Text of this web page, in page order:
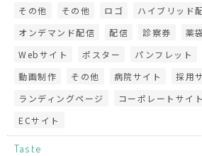
その他
その他 ロゴ
ハイブリッド
オンデマンド配信
配信 診察券 薬袋
Webサイト
ポスター パンフレット
動画制作
その他 病院サイト
採用
ランディングページ
コーポレートサイト
ECサイト
Taste